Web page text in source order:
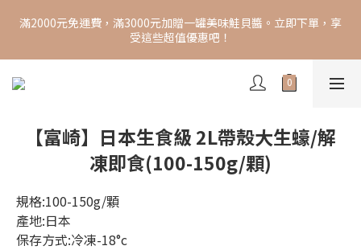
立即註冊即可獲得100元購物金！分享您的推薦連結，新朋友完成
2000元訂單，您也能再獲得100元購物金。快來參加活動，享受更
多購物優惠吧！
滿2000元免運費，滿3000元加贈一罐美味鮭貝醬。立即下單，享
受這些超值優惠吧！
立即註冊即可獲得100元購物金！分享您的推薦連結，新朋友完成
2000元訂單，您也能再獲得100元購物金。快來參加活動，享受更
【富崎】日本生食級 2L帶殼大生蠔/解
凍即食(100-150g/顆)
規格:100-150g/顆
產地:日本
保存方式:冷凍-18°c